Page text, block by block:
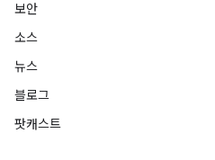
보안
소스
뉴스
블로그
팟캐스트